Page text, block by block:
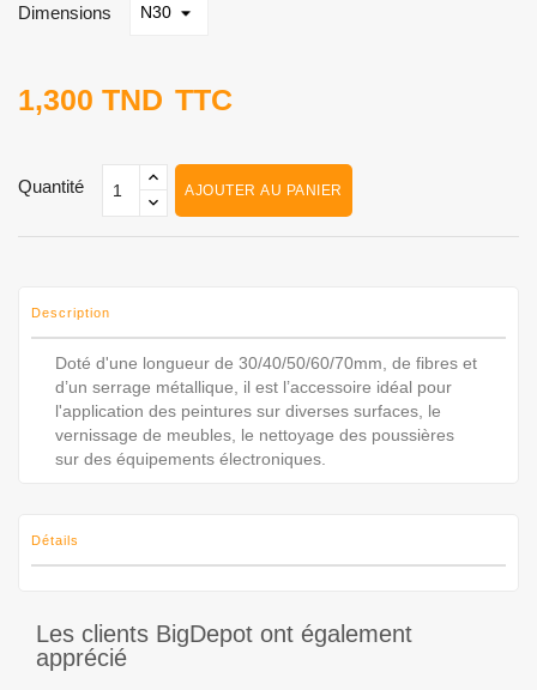
Dimensions
1,300 TND TTC
Quantité AJOUTER AU PANIER
Description
Doté d'une longueur de 30/40/50/60/70mm, de fibres et
d’un serrage métallique, il est l’accessoire idéal pour
l'application des peintures sur diverses surfaces, le
vernissage de meubles, le nettoyage des poussières
sur des équipements électroniques.
Détails
Les clients BigDepot ont également
apprécié